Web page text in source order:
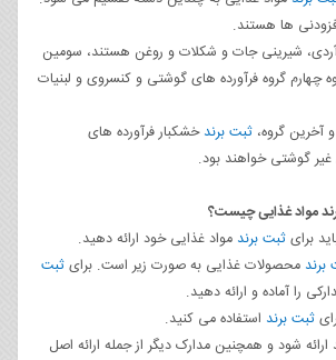
ها هستند.
آردی، شیرینی جات و شکلات و روغن هستند، سومین
چهارم گروه فرآورده‌ های گوشتی و کنسروی و لبنیات
آخرین گروه، ثبت برندخشکبار فرآورده‌ های
گوشتی خواهند بود.
مواد غذایی چیست؟
برایثبت برند مواد غذایی خود ارائه دهید.
برند محصولات غذایی به صورت زیر است. برایثبت
را آماده و ارائه دهید.
ثبت برند استفاده می‌ کنید.
ارائه شود و همچنین مدارک دیگر از جمله ارائه اصل